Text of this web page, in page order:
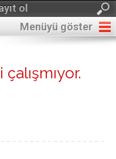
ol
Menüyü göster